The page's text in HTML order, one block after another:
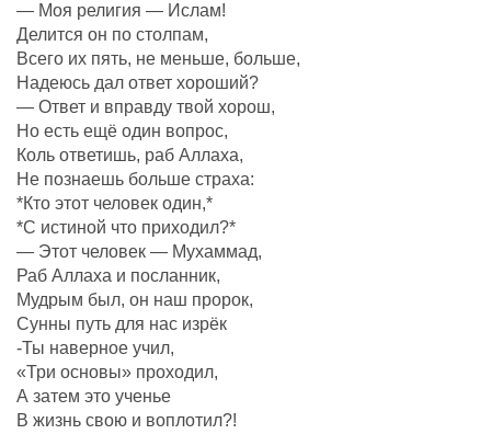
— Моя религия — Ислам!
Делится он по столпам,
Всего их пять, не меньше, больше,
Надеюсь дал ответ хороший?
— Ответ и вправду твой хорош,
Но есть ещё один вопрос,
Коль ответишь, раб Аллаха,
Не познаешь больше страха:
*Кто этот человек один,*
*С истиной что приходил?*
— Этот человек — Мухаммад,
Раб Аллаха и посланник,
Мудрым был, он наш пророк,
Сунны путь для нас изрёк
-Ты наверное учил,
«Три основы» проходил,
А затем это ученье
В жизнь свою и воплотил?!